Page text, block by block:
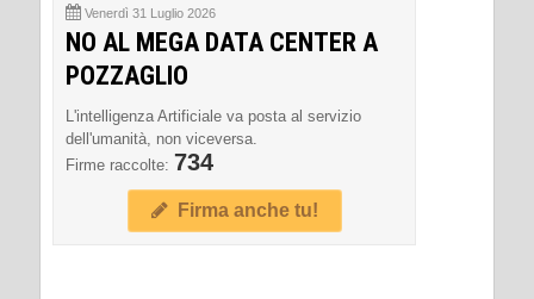
Venerdì 31 Luglio 2026
NO AL MEGA DATA CENTER A
POZZAGLIO
L'intelligenza Artificiale va posta al servizio
dell'umanità, non viceversa.
Firme raccolte: 734
Firma anche tu!